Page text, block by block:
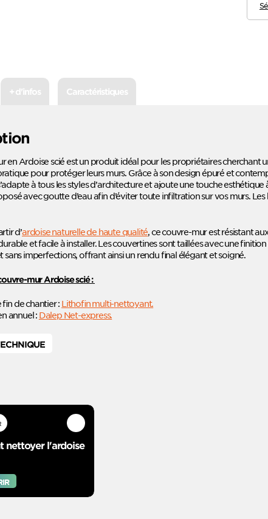
+ d'infos Caractéristiques
en Ardoise scié est un produit idéal pour les propriétaires cherchant
pour protéger leurs murs. Grâce à son design épuré et
à tous les styles d’architecture et ajoute une touche esthétique
avec goutte d’eau afin d’éviter toute infiltration sur vos murs.
d’ardoise naturelle de haute qualité, ce couvre-mur est résistant
et facile à installer. Les couvertines sont taillées avec une
sans imperfections, offrant ainsi un rendu final élégant et soigné.
mur Ardoise scié :
de chantier : Lithofin multi-nettoyant.
annuel : Dalep Net-express.
nettoyer l'ardoise